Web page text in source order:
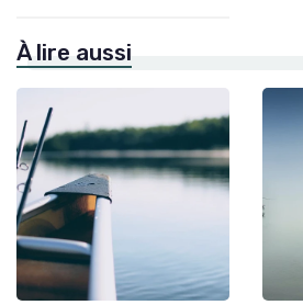
À lire aussi